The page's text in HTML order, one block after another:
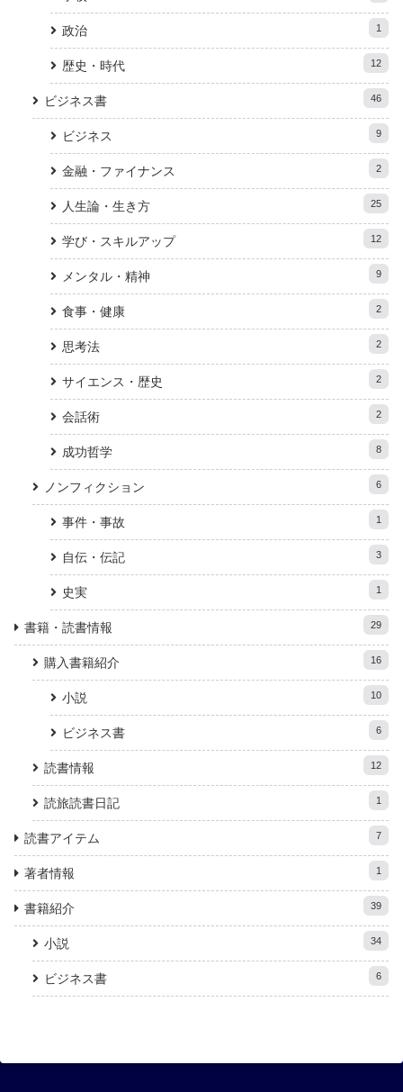
政治 1
歴史・時代 12
ビジネス書 46
ビジネス 9
金融・ファイナンス 2
人生論・生き方 25
学び・スキルアップ 12
メンタル・精神 9
食事・健康 2
思考法 2
サイエンス・歴史 2
会話術 2
成功哲学 8
ノンフィクション 6
事件・事故 1
自伝・伝記 3
史実 1
書籍・読書情報 29
購入書籍紹介 16
小説 10
ビジネス書 6
読書情報 12
読旅読書日記 1
読書アイテム 7
著者情報 1
書籍紹介 39
小説 34
ビジネス書 6